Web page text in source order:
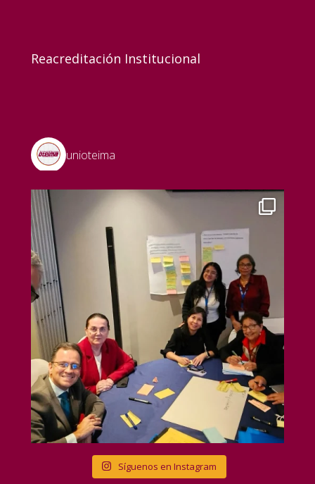
Reacreditación Institucional
unioteima
Síguenos en Instagram